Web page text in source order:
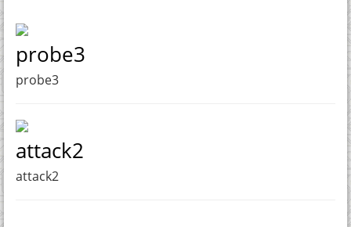
probe3
probe3
attack2
attack2